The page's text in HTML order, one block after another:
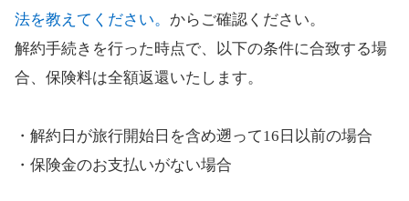
法を教えてください。 からご確認ください。
解約手続きを行った時点で、以下の条件に合致する場
合、保険料は全額返還いたします。
・解約日が旅行開始日を含め遡って16日以前の場合
・保険金のお支払いがない場合